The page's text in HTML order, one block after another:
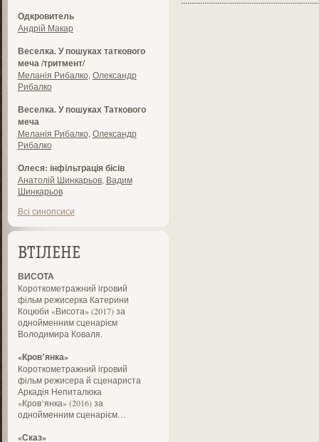
Одкровитель
Андрій Макар
Веселка. У пошуках таткового
меча /тритмент/
Меланія Рибалко Олександр
Рибалко
Веселка. У пошуках Таткового
меча
Меланія Рибалко Олександр
Рибалко
Олеся: інфільтрація бісів
Анатолій Шинкарьов, Вадим
Шинкарьов
Всі синопсиси
ВТІЛЕНЕ
ВИСОТА
Короткометражний ігровий
фільм режисерка Катерини
Коцюби «Висота» (2017) за
однойменним сценарієм
Володимира Коваля.
«Кров’янка»
Короткометражний ігровий
фільм режисера й сценариста
Аркадія Непиталюка
«Кров’янка» (2016) за
однойменним сценарієм…
«Сказ»